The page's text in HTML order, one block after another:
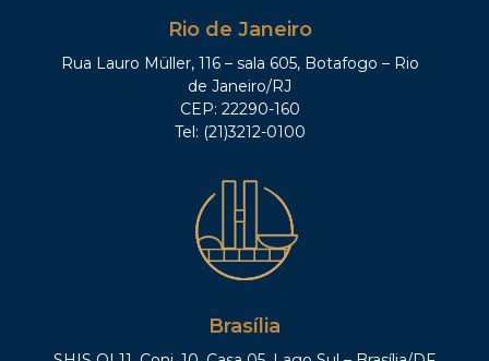
Rio de Janeiro
Rua Lauro Müller, 116 – sala 605, Botafogo – Rio
de Janeiro/RJ
CEP: 22290-160
Tel: (21)3212-0100
Brasília